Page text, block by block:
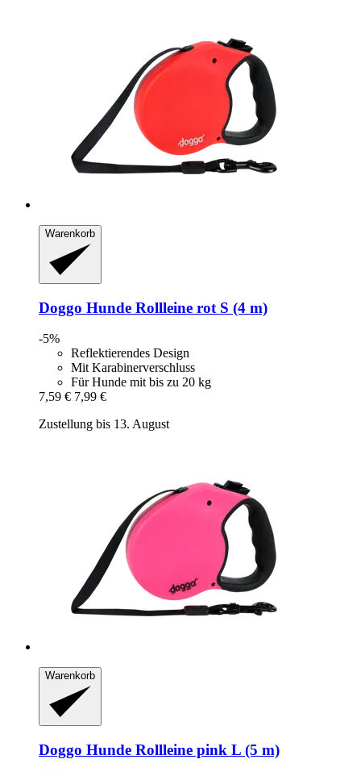
Warenkorb
Doggo Hunde Rollleine rot S (4 m)
-5%
Reflektierendes Design
Mit Karabinerverschluss
Für Hunde mit bis zu 20 kg
7,59 € 7,99 €
Zustellung bis 13. August
Warenkorb
Doggo Hunde Rollleine pink L (5 m)